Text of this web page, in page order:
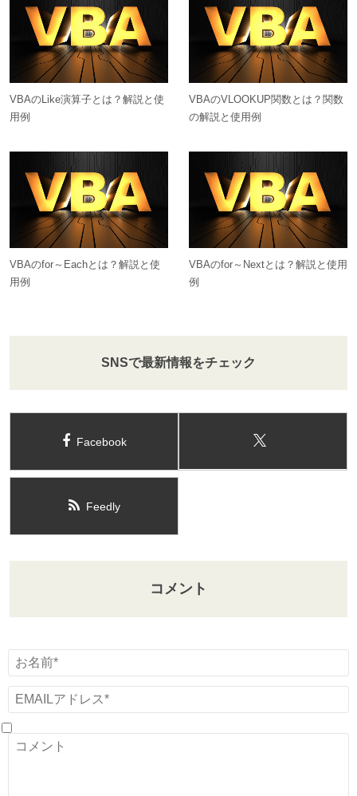
VBAのLike演算子とは？解説と使
用例
VBAのVLOOKUP関数とは？関数
の解説と使用例
VBAのfor～Eachとは？解説と使
用例
VBAのfor～Nextとは？解説と使用
例
SNSで最新情報をチェック
Facebook
Feedly
コメント